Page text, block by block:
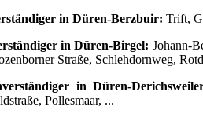
in Düren-Berzbuir: Trift,
in Düren-Birgel: Johann-
Straße, Schlehdornweg,
in Düren-
Pollesmaar, ...